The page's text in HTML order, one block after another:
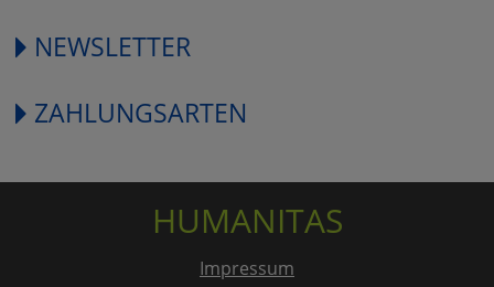
NEWSLETTER
ZAHLUNGSARTEN
HUMANITAS
Impressum